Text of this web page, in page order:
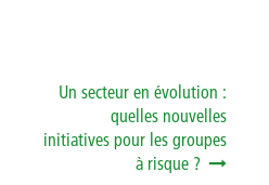
Un secteur en évolution :
quelles nouvelles
initiatives pour les groupes
à risque ?